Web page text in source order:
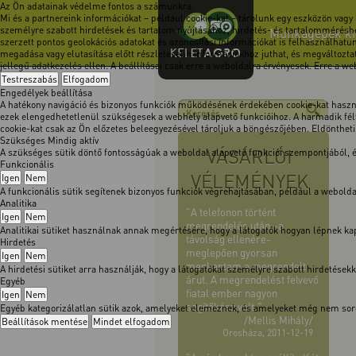
Az Ön adatainak védelme fontos a számunkra
Mi és a partnereink információkat – például cookie-kat – tárolunk egy eszközön
személyre szabott hirdetések és tartalom nyújtásához, hirdetés- és
szerzett pontos geolokációs adatokat és azonosítási információkat is
megadása vagy elutasítása előtt részletesebb információkhoz juthat, és
jellegű adatkezelés ellen. A beállításai csak erre a weboldalra érvényesek. Erre a
Testreszabás Elfogadom
Engedélyek beállítása
A hatékony navigáció és bizonyos funkciók működésének érdekében cookie-kat
ezek elengedhetetlenül szükségesek a webhely alapvető funkcióihoz. A harmadik
cookie-kat csak az Ön előzetes beleegyezésével tároljuk a böngészőjében.
Szükséges Mindig aktív
A szükséges sütik döntő fontosságúak a weboldal alapvető funkciói
Funkcionális
Igen Nem
A funkcionális sütik segítenek bizonyos funkciók végrehajtásában, például a
Analitika
Igen Nem
Analitikai sütiket használnak annak megértésére, hogy a látogatók hogyan lépnek
Hirdetés
Igen Nem
A hirdetési sütiket arra használják, hogy a látogatókat személyre szabott
Egyéb
Igen Nem
Egyéb kategorizálatlan sütik azok, amelyeket elemeznek, és amelyeket még nem
Beállítások mentése Mindet elfogadom
Munkagépek
VÁSÁRLÓI
VÉLEMÉNYEK
"A telefonon történt
megrendelés után,-a
távolság ellenére-
meglepően gyorsan
megkaptam a megrendelt
árut. A megrendelést felvevő
fiatal ember nagyon
segítőkész volt."
/Mellis Mihály/
Orosháza, 2011-12-19